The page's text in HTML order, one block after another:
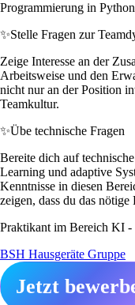
Programmierung in
✨Stelle Fragen zur
Zeige Interesse an der
Arbeitsweise und den
nicht nur an der Position
Teamkultur.
✨Übe technische Fragen
Bereite dich auf
Learning und adaptive
Kenntnisse in diesen
zeigen, dass du das
Praktikant im Bereich KI
BSH Hausgeräte Gruppe
Jetzt